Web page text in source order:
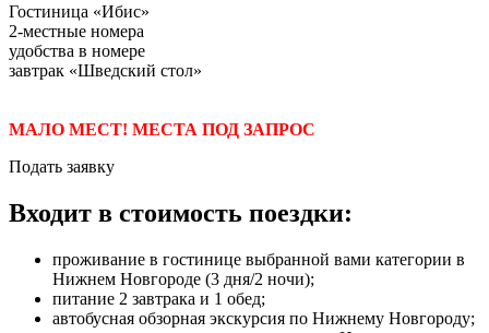
Гостиница «Ибис»
2-местные номера
удобства в номере
завтрак «Шведский стол»
МАЛО МЕСТ! МЕСТА ПОД ЗАПРОС
Подать заявку
Входит в стоимость поездки:
проживание в гостинице выбранной вами категории в
Нижнем Новгороде (3 дня/2 ночи);
питание 2 завтрака и 1 обед;
автобусная обзорная экскурсия по Нижнему Новгороду;